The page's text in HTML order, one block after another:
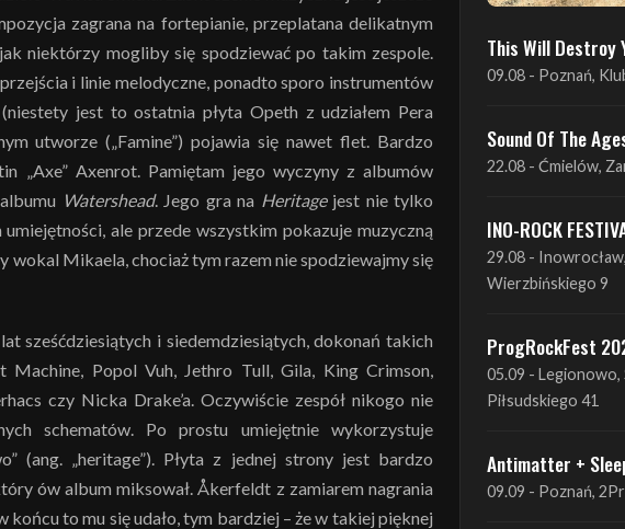
zagrana na fortepianie, przeplatana delikatnym
niektórzy mogliby się spodziewać po takim zespole.
i linie melodyczne, ponadto sporo instrumentów
jest to ostatnia płyta Opeth z udziałem Pera
utworze („Famine”) pojawia się nawet flet. Bardzo
„Axe” Axenrot. Pamiętam jego wyczyny z albumów
Watershead. Jego gra na Heritagejest nie tylko
ale przede wszystkim pokazuje muzyczną
Mikaela, chociaż tym razem nie spodziewajmy się
sześćdziesiątych i siedemdziesiątych, dokonań takich
Popol Vuh, Jethro Tull, Gila, King Crimson,
czy Nicka Drake’a. Oczywiście zespół nikogo nie
schematów. Po prostu umiejętnie wykorzystuje
(ang. „heritage”). Płyta z jednej strony jest bardzo
ów album miksował. Åkerfeldt z zamiarem nagrania
końcu to mu się udało, tym bardziej – że w takiej pięknej
Sound Of The
22.08 - Ćmielów,
INO-ROCK
29.08 - Inowrocław,
ProgRockFest
05.09 - Legionowo,
Antimatter +
09.09 - Poznań,
Amelia Tokarska -
10.09 - Rybnik,